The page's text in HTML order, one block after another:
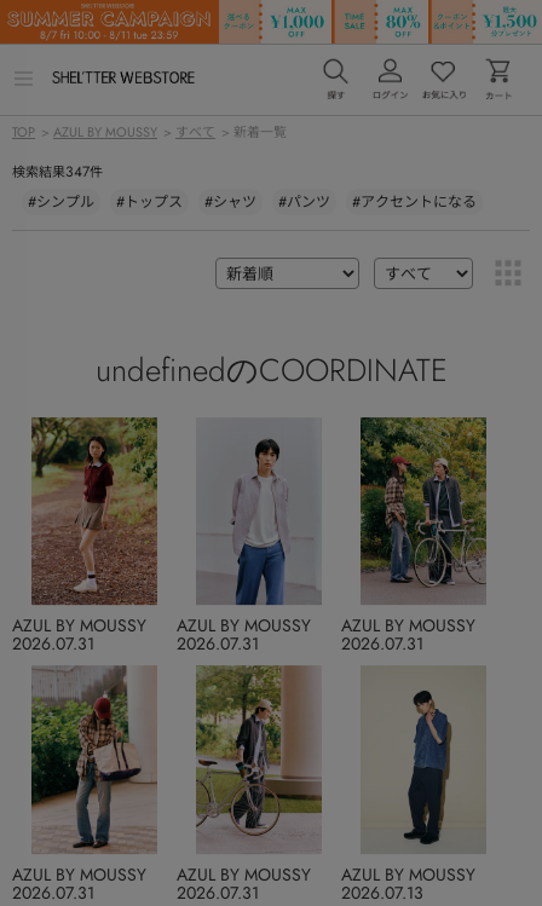
ー
開
TOP > AZUL BY MOUSSY > すべて > 新着一覧
検索結果347件
#シンプル #トップス #シャツ #パンツ #アクセントになる
undefinedのCOORDINATE
2026.07.31
AZUL BY MOUSSY
2026.07.31
AZUL BY MOUSSY
2026.07.31
AZUL BY MOUSSY
2026.07.31
AZUL BY MOUSSY
2026.07.31
AZUL BY MOUSSY
2026.07.13
AZUL BY MOUSSY